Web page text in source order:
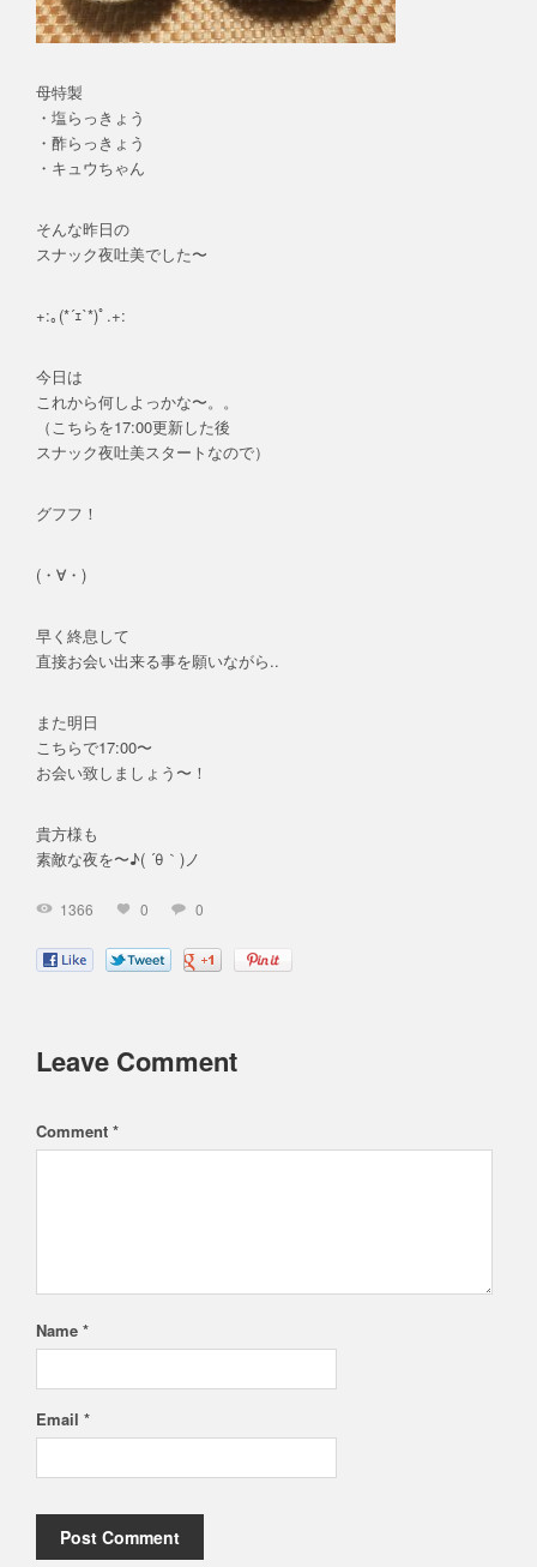
母特製
・塩らっきょう
・酢らっきょう
・キュウちゃん
そんな昨日の
スナック夜吐美でした〜
+:｡(*´ｪ`*)ﾟ.+:
今日は
これから何しよっかな〜。。
（こちらを17:00更新した後
スナック夜吐美スタートなので）
グフフ！
(・∀・)
早く終息して
直接お会い出来る事を願いながら..
また明日
こちらで17:00〜
お会い致しましょう〜！
貴方様も
素敵な夜を〜♪( ´θ｀)ノ
1366 0 0
Leave Comment
Comment *
Name *
Email *